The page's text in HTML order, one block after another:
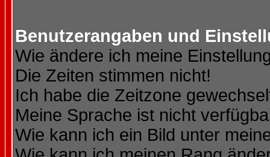
Benutzerangaben und
Wie ändere ich meine
Die Zeiten stimmen nicht!
Ich habe die Zeitzone
Meine Sprache ist nicht
Wie kann ich ein Bild unter